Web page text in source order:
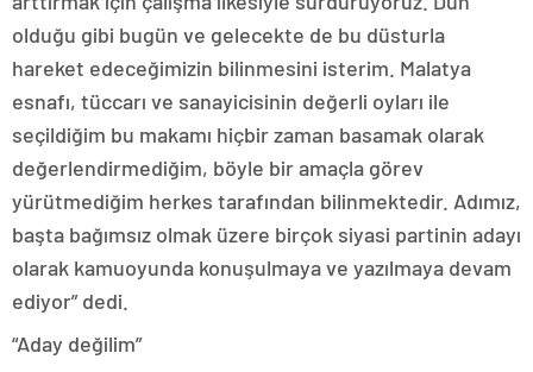
olduğu gibi bugün ve gelecekte de bu düsturla
hareket edeceğimizin bilinmesini isterim. Malatya
esnafı, tüccarı ve sanayicisinin değerli oyları ile
seçildiğim bu makamı hiçbir zaman basamak olarak
değerlendirmediğim, böyle bir amaçla görev
yürütmediğim herkes tarafından bilinmektedir. Adımız,
başta bağımsız olmak üzere birçok siyasi partinin adayı
olarak kamuoyunda konuşulmaya ve yazılmaya devam
ediyor” dedi.
“Aday değilim”